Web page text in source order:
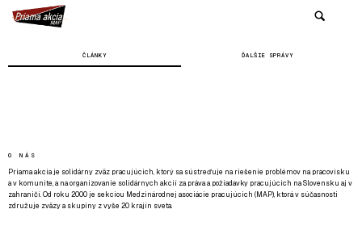
ČLÁNKY ĎALŠIE SPRÁVY
O NÁS
Priama akcia je solidárny zväz pracujúcich, ktorý sa sústreďuje na riešenie problémov na pracovisku
a v komunite, a na organizovanie solidárnych akcií za práva a požiadavky pracujúcich na Slovensku aj v
zahraničí. Od roku 2000 je sekciou Medzinárodnej asociácie pracujúcich (MAP), ktorá v súčasnosti
združuje zväzy a skupiny z vyše 20 krajín sveta.